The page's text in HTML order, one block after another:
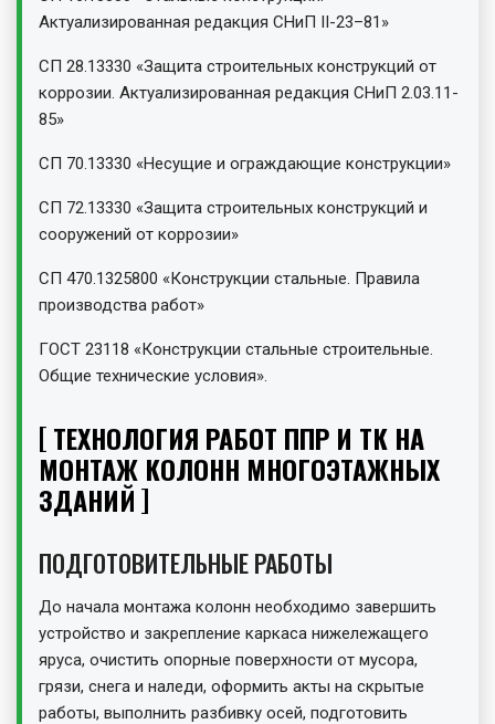
Актуализированная редакция СНиП II-23–81»
СП 28.13330 «Защита строительных конструкций от
коррозии. Актуализированная редакция СНиП 2.03.11-
85»
СП 70.13330 «Несущие и ограждающие конструкции»
СП 72.13330 «Защита строительных конструкций и
сооружений от коррозии»
СП 470.1325800 «Конструкции стальные. Правила
производства работ»
ГОСТ 23118 «Конструкции стальные строительные.
Общие технические условия».
ТЕХНОЛОГИЯ РАБОТ ППР И ТК НА
МОНТАЖ КОЛОНН МНОГОЭТАЖНЫХ
ЗДАНИЙ
ПОДГОТОВИТЕЛЬНЫЕ РАБОТЫ
До начала монтажа колонн необходимо завершить
устройство и закрепление каркаса нижележащего
яруса, очистить опорные поверхности от мусора,
грязи, снега и наледи, оформить акты на скрытые
работы, выполнить разбивку осей, подготовить